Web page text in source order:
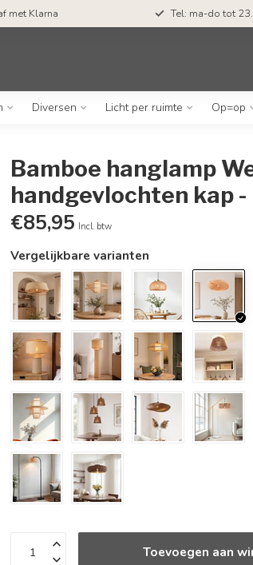
met Klarna Tel: ma-do tot
Diversen Licht per ruimte Op=op
Bamboe hanglamp
handgevlochten kap
€85,95 Incl. btw
Vergelijkbare varianten
Toevoegen aan